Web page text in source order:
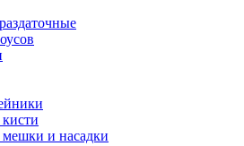
и насадки